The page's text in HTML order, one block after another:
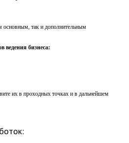
так и дополнительным
ведения бизнеса:
их в проходных точках и в дальнейшем